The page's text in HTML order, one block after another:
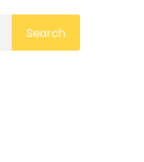
Search